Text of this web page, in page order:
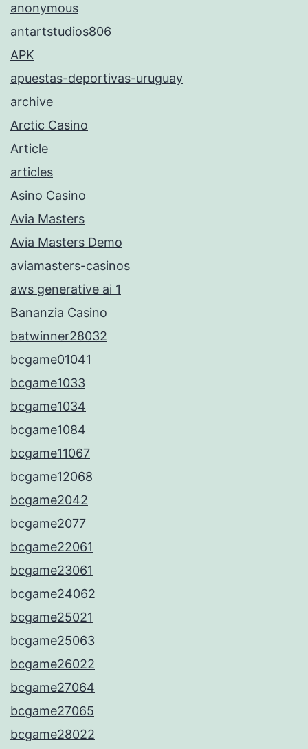
anonymous
antartstudios806
APK
apuestas-deportivas-uruguay
archive
Arctic Casino
Article
articles
Asino Casino
Avia Masters
Avia Masters Demo
aviamasters-casinos
aws generative ai 1
Bananzia Casino
batwinner28032
bcgame01041
bcgame1033
bcgame1034
bcgame1084
bcgame11067
bcgame12068
bcgame2042
bcgame2077
bcgame22061
bcgame23061
bcgame24062
bcgame25021
bcgame25063
bcgame26022
bcgame27064
bcgame27065
bcgame28022